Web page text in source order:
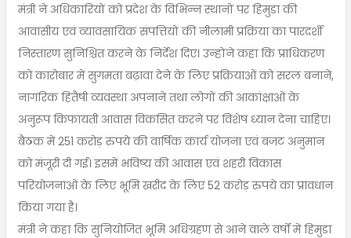
मंत्री ने अधिकारियों को प्रदेश के विभिन्न स्थानों पर हिमुडा की
आवासीय एवं व्यावसायिक संपत्तियों की नीलामी प्रक्रिया का पारदर्शी
निस्तारण सुनिश्चित करने के निर्देश दिए। उन्होंने कहा कि प्राधिकरण
को कारोबार में सुगमता बढ़ावा देने के लिए प्रक्रियाओं को सरल बनाने,
नागरिक हितैषी व्यवस्था अपनाने तथा लोगों की आकांक्षाओं के
अनुरूप किफायती आवास विकसित करने पर विशेष ध्यान देना चाहिए।
बैठक में 251 करोड़ रुपये की वार्षिक कार्य योजना एवं बजट अनुमान
को मंजूरी दी गई। इसमें भविष्य की आवास एवं शहरी विकास
परियोजनाओं के लिए भूमि खरीद के लिए 52 करोड़ रुपये का प्रावधान
किया गया है।
मंत्री ने कहा कि सुनियोजित भूमि अधिग्रहण से आने वाले वर्षों में हिमुडा